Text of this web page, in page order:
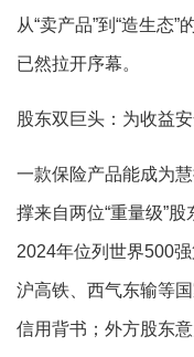
从“卖产品”到“造生态
已然拉开序幕。
股东双巨头：为收益
一款保险产品能成为
撑来自两位“重量级”
2024年位列世界500
沪高铁、西气东输等
信用背书；外方股东